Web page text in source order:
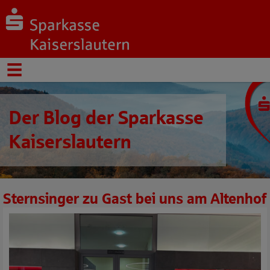
Der Blog der Sparkasse
Kaiserslautern
Sternsinger zu Gast bei uns am Altenhof